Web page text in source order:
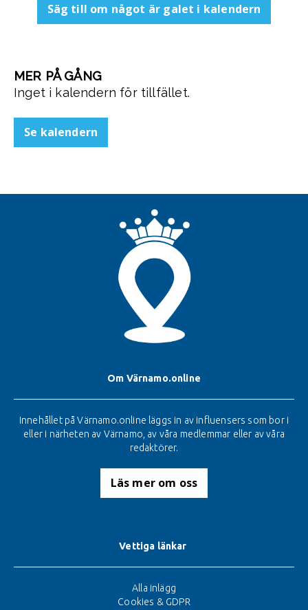
Säg till om något är galet i kalendern
MER PÅ GÅNG
Inget i kalendern för tillfället.
Se kalendern
Om Värnamo.online
Innehållet på Värnamo.online läggs in av influensers som bor i
eller i närheten av Värnamo, av våra medlemmar eller av våra
redaktörer.
Läs mer om oss
Vettiga länkar
Alla inlägg
Cookies & GDPR